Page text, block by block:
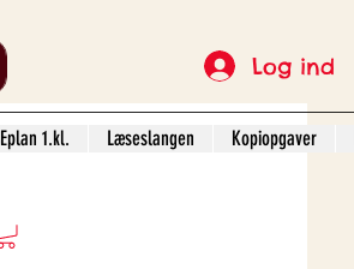
Log ind
1.kl. Læseslangen Kopiopgaver